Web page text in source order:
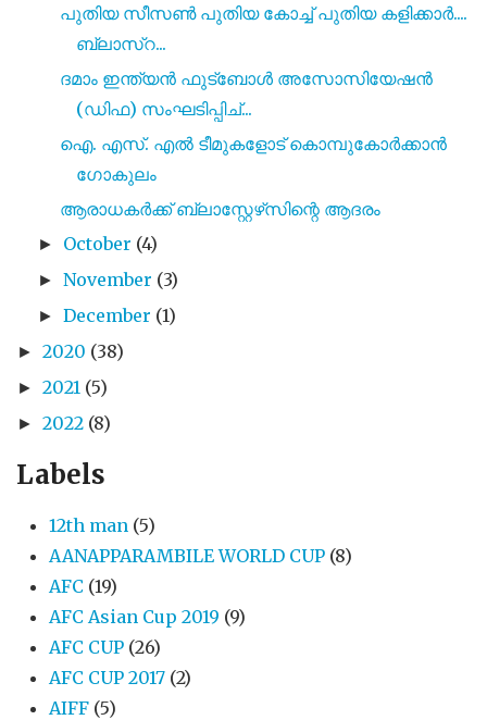
പുതിയ സീസൺ പുതിയ കോച്ച് പുതിയ കളിക്കാർ....
ബ്ലാസ്റ...
ദമാം ഇന്ത്യൻ ഫുട്‍ബോൾ അസോസിയേഷൻ
(ഡിഫ) സംഘടിപ്പിച്...
ഐ. എസ്. എൽ ടീമുകളോട് കൊമ്പുകോർക്കാൻ
ഗോകുലം
ആരാധകർക്ക് ബ്ലാസ്റ്റേഴ്‌സിന്റെ ആദരം
► October (4)
►November (3)
►December (1)
► 2020 (38)
► 2021 (5)
► 2022 (8)
Labels
12th man (5)
AANAPPARAMBILE WORLD CUP (8)
AFC (19)
AFC Asian Cup 2019 (9)
AFC CUP (26)
AFC CUP 2017 (2)
AIFF (5)